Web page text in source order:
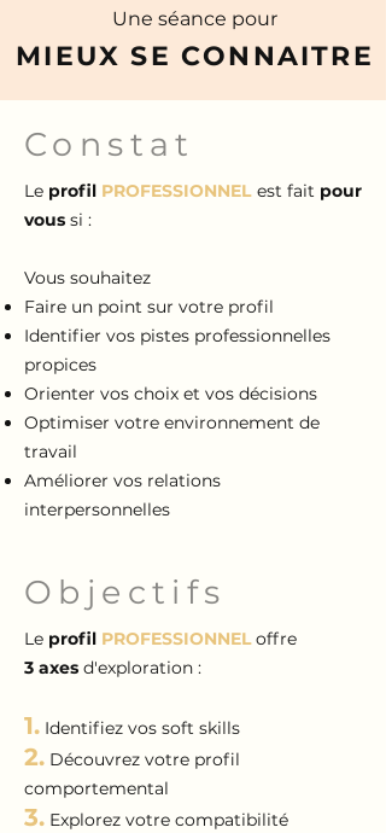
Une séance pour
MIEUX SE CONNAITRE
Constat
Le profil PROFESSIONNEL est fait pour
vous si :
Vous souhaitez
Faire un point sur votre profil
Identifier vos pistes professionnelles
propices
Orienter vos choix et vos décisions
Optimiser votre environnement de
travail
Améliorer vos relations
interpersonnelles
Objectifs
Le profil PROFESSIONNELoffre
3 axes d'exploration :
1. Identifiez vos soft skills
2. Découvrez votre profil
comportemental
3. Explorez votre compatibilité